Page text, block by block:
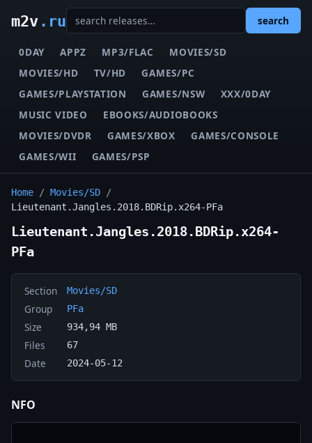
m2v.ru search
0DAY APPZ MP3/FLAC
MOVIES/SD
MOVIES/HD
TV/HD
GAMES/PC
GAMES/PLAYSTATION
GAMES/NSW
XXX/0DAY
MUSIC VIDEO
EBOOKS/AUDIOBOOKS
MOVIES/DVDR
GAMES/XBOX
GAMES/CONSOLE
GAMES/WII
GAMES/PSP
Home / Movies/SD /
Lieutenant.Jangles.2018.BDRip.x264-PFa
Lieutenant.Jangles.2018.BDRip.x264-
PFa
Section Movies/SD
Group PFa
Size 934,94 MB
Files 67
Date 2024-05-12
NFO